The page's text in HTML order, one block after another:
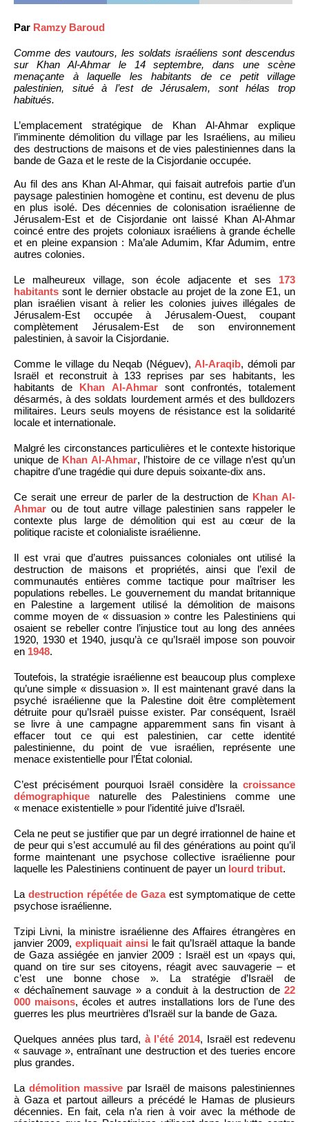
Par Ramzy Baroud
Comme des vautours, les soldats israéliens sont descendus
sur Khan Al-Ahmar le 14 septembre, dans une scène
menaçante à laquelle les habitants de ce petit village
palestinien, situé à l’est de Jérusalem, sont hélas trop
habitués.
L’emplacement stratégique de Khan Al-Ahmar explique
l’imminente démolition du village par les Israéliens, au milieu
des destructions de maisons et de vies palestiniennes dans la
bande de Gaza et le reste de la Cisjordanie occupée.
Au fil des ans Khan Al-Ahmar, qui faisait autrefois partie d’un
paysage palestinien homogène et continu, est devenu de plus
en plus isolé. Des décennies de colonisation israélienne de
Jérusalem-Est et de Cisjordanie ont laissé Khan Al-Ahmar
coincé entre des projets coloniaux israéliens à grande échelle
et en pleine expansion : Ma’ale Adumim, Kfar Adumim, entre
autres colonies.
Le malheureux village, son école adjacente et ses 173
habitants sont le dernier obstacle au projet de la zone E1, un
plan israélien visant à relier les colonies juives illégales de
Jérusalem-Est occupée à Jérusalem-Ouest, coupant
complètement Jérusalem-Est de son environnement
palestinien, à savoir la Cisjordanie.
Comme le village du Neqab (Néguev), Al-Araqib, démoli par
Israël et reconstruit à 133 reprises par ses habitants, les
habitants de Khan Al-Ahmarsont confrontés, totalement
désarmés, à des soldats lourdement armés et des bulldozers
militaires. Leurs seuls moyens de résistance est la solidarité
locale et internationale.
Malgré les circonstances particulières et le contexte historique
unique de Khan Al-Ahmar, l’histoire de ce village n’est qu’un
chapitre d’une tragédie qui dure depuis soixante-dix ans.
Ce serait une erreur de parler de la destruction de Khan Al-
Ahmar ou de tout autre village palestinien sans rappeler le
contexte plus large de démolition qui est au cœur de la
politique raciste et colonialiste israélienne.
Il est vrai que d’autres puissances coloniales ont utilisé la
destruction de maisons et propriétés, ainsi que l’exil de
communautés entières comme tactique pour maîtriser les
populations rebelles. Le gouvernement du mandat britannique
en Palestine a largement utilisé la démolition de maisons
comme moyen de « dissuasion » contre les Palestiniens qui
osaient se rebeller contre l’injustice tout au long des années
1920, 1930 et 1940, jusqu’à ce qu’Israël impose son pouvoir
en 1948.
Toutefois, la stratégie israélienne est beaucoup plus complexe
qu’une simple « dissuasion ». Il est maintenant gravé dans la
psyché israélienne que la Palestine doit être complètement
détruite pour qu’Israël puisse exister. Par conséquent, Israël
se livre à une campagne apparemment sans fin visant à
effacer tout ce qui est palestinien, car cette identité
palestinienne, du point de vue israélien, représente une
menace existentielle pour l’État colonial.
C’est précisément pourquoi Israël considère la croissance
démographique naturelle des Palestiniens comme une
« menace existentielle » pour l’identité juive d’Israël.
Cela ne peut se justifier que par un degré irrationnel de haine et
de peur qui s’est accumulé au fil des générations au point qu’il
forme maintenant une psychose collective israélienne pour
laquelle les Palestiniens continuent de payer un lourd tribut.
La destruction répétée de Gazaest symptomatique de cette
psychose israélienne.
Tzipi Livni, la ministre israélienne des Affaires étrangères en
janvier 2009, expliquait ainsi le fait qu’Israël attaque la bande
de Gaza assiégée en janvier 2009 : Israël est un «pays qui,
quand on tire sur ses citoyens, réagit avec sauvagerie – et
c’est une bonne chose ». La stratégie d’Israël de
« déchaînement sauvage » a conduit à la destruction de 22
000 maisons, écoles et autres installations lors de l’une des
guerres les plus meurtrières d’Israël sur la bande de Gaza.
Quelques années plus tard, à l’été 2014, Israël est redevenu
« sauvage », entraînant une destruction et des tueries encore
plus grandes.
La démolition massive par Israël de maisons palestiniennes
à Gaza et partout ailleurs a précédé le Hamas de plusieurs
décennies. En fait, cela n’a rien à voir avec la méthode de